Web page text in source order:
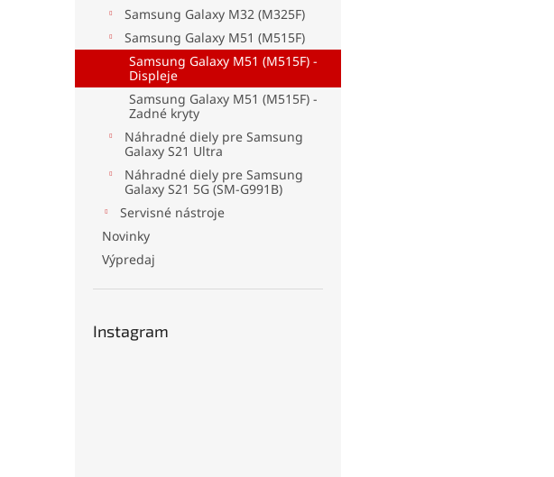
Samsung Galaxy M32 (M325F)
Samsung Galaxy M51 (M515F)
Samsung Galaxy M51 (M515F) -
Displeje
Samsung Galaxy M51 (M515F) -
Zadné kryty
Náhradné diely pre Samsung
Galaxy S21 Ultra
Náhradné diely pre Samsung
Galaxy S21 5G (SM-G991B)
Servisné nástroje
Novinky
Výpredaj
Instagram